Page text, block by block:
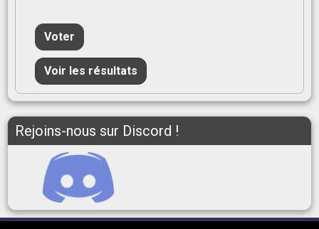
Voter
Voir les résultats
Rejoins-nous sur Discord !